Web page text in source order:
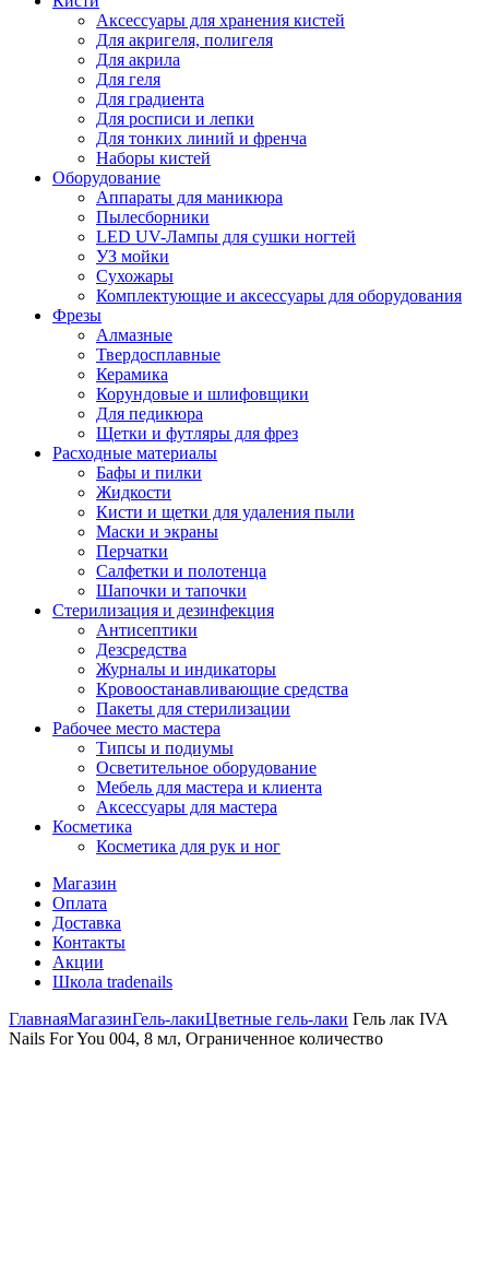
Аксессуары для хранения кистей
Для акригеля, полигеля
Для акрила
Для геля
Для градиента
Для росписи и лепки
Для тонких линий и френча
Наборы кистей
Оборудование
Аппараты для маникюра
Пылесборники
LED UV-Лампы для сушки ногтей
УЗ мойки
Сухожары
Комплектующие и аксессуары для оборудования
Фрезы
Алмазные
Твердосплавные
Керамика
Корундовые и шлифовщики
Для педикюра
Щетки и футляры для фрез
Расходные материалы
Бафы и пилки
Жидкости
Кисти и щетки для удаления пыли
Маски и экраны
Перчатки
Салфетки и полотенца
Шапочки и тапочки
Стерилизация и дезинфекция
Антисептики
Дезсредства
Журналы и индикаторы
Кровоостанавливающие средства
Пакеты для стерилизации
Рабочее место мастера
Типсы и подиумы
Осветительное оборудование
Мебель для мастера и клиента
Аксессуары для мастера
Косметика
Косметика для рук и ног
Магазин
Оплата
Доставка
Контакты
Акции
Школа tradenails
ГлавнаяМагазинГель-лакиЦветные гель-лаки Гель лак IVA
Nails For You 004, 8 мл, Ограниченное количество